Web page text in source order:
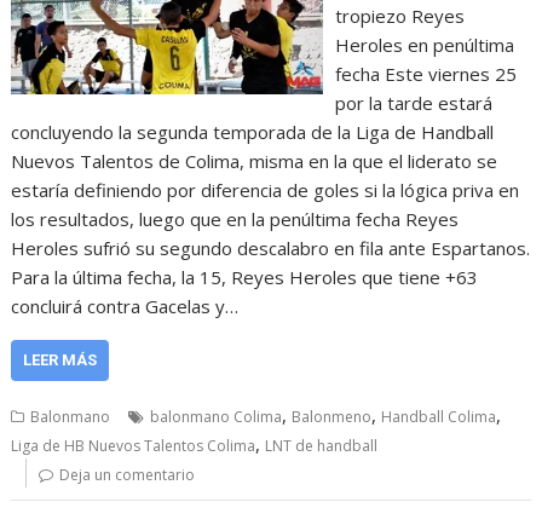
tropiezo Reyes
Heroles en penúltima
fecha Este viernes 25
por la tarde estará
concluyendo la segunda temporada de la Liga de Handball
Nuevos Talentos de Colima, misma en la que el liderato se
estaría definiendo por diferencia de goles si la lógica priva en
los resultados, luego que en la penúltima fecha Reyes
Heroles sufrió su segundo descalabro en fila ante Espartanos.
Para la última fecha, la 15, Reyes Heroles que tiene +63
concluirá contra Gacelas y…
LEER MÁS
Balonmano balonmano Colima, Balonmeno, Handball Colima,
Liga de HB Nuevos Talentos Colima, LNT de handball
Deja un comentario